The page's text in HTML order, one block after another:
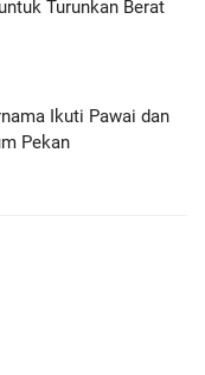
Turunkan Berat
Ikuti Pawai dan
Pekan